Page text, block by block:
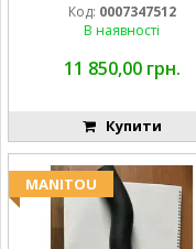
Код: 0007347512
В наявності
11 850,00 грн.
Купити
MANITOU